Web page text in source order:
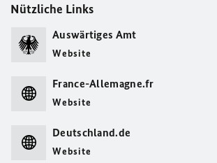
Nützliche Links
Auswärtiges Amt
Website
France-Allemagne.fr
Website
Deutschland.de
Website